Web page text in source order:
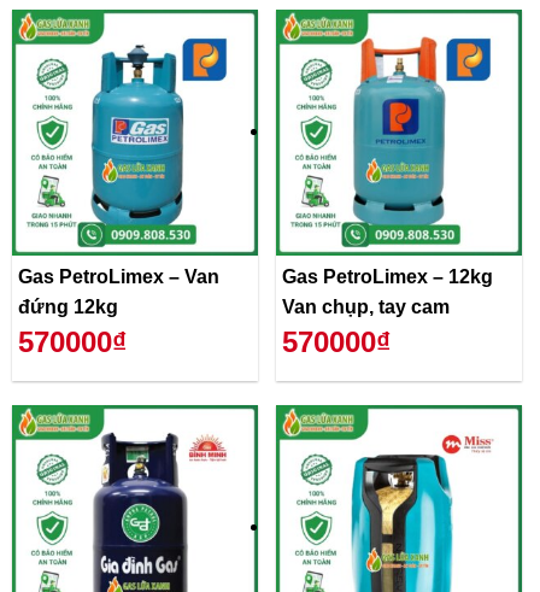
Gas PetroLimex – Van
đứng 12kg
570000₫
Gas PetroLimex – 12kg
Van chụp, tay cam
570000₫